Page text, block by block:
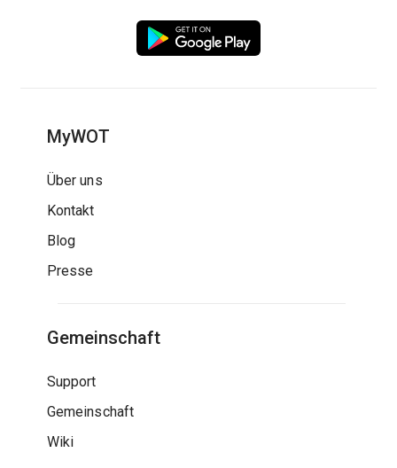
MyWOT
Über uns
Kontakt
Blog
Presse
Gemeinschaft
Support
Gemeinschaft
Wiki